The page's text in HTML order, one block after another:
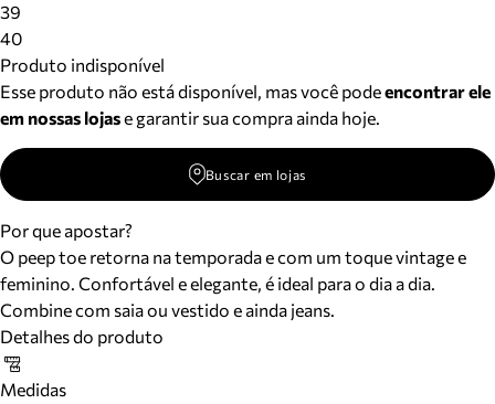
39
40
Produto indisponível
Esse produto não está disponível, mas você podeencontrar ele
em nossas lojase garantir sua compra ainda hoje.
Buscar em lojas
Por que apostar?
O peep toe retorna na temporada e com um toque vintage e
feminino. Confortável e elegante, é ideal para o dia a dia.
Combine com saia ou vestido e ainda jeans.
Detalhes do produto
Medidas